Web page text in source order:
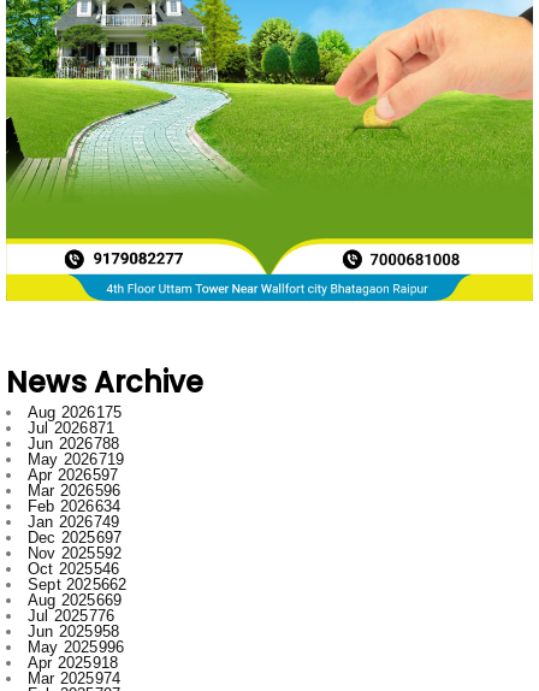
News Archive
Aug 2026175
Jul 2026871
Jun 2026788
May 2026719
Apr 2026597
Mar 2026596
Feb 2026634
Jan 2026749
Dec 2025697
Nov 2025592
Oct 2025546
Sept 2025662
Aug 2025669
Jul 2025776
Jun 2025958
May 2025996
Apr 2025918
Mar 2025974